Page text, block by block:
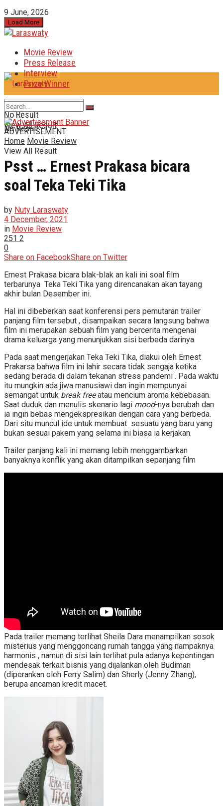
9 June, 2026
Load More
Movie Review
Press Release
Interview
Prize Winner
No Result
View All Result
No Result
View All Result
ADVERTISEMENT
Home Movie Review
Psst … Ernest Prakasa bicara
soal Teka Teki Tika
by Nuty Laraswaty
4 December, 2021
in Movie Review
251 2
0
Share on FacebookShare on Twitter
Ernest Prakasa bicara blak-blak an kali ini soal film
terbarunya Teka Teki Tika yang direncanakan akan tayang
akhir bulan Desember ini.
Hal ini dibeberkan saat konferensi pers pemutaran trailer
panjang film tersebut , disampaikan secara langsung bahwa
film ini merupakan sebuah film yang bercerita mengenai
drama keluarga yang menunjukkan sisi berbeda darinya.
Pada saat mengerjakan Teka Teki Tika, diakui oleh Ernest
Prakarsa bahwa film ini lahir secara tidak sengaja ketika
sedang berada di dalam tekanan stress pandemi . Pada waktu
itu mungkin ada jiwa manusiawi dan ingin mempunyai
semangat untuk break freeatau mencium aroma kebebasan.
Saat duduk dan menulis skenario lagi mood-nya berubah dan
ia ingin bebas mengekspresikan dengan cara yang berbeda.
Dari situ muncul ide untuk membuat sesuatu yang baru yang
bukan sesuai pakem yang selama ini biasa ia kerjakan.
Trailer panjang kali ini memang lebih menggambarkan
banyaknya konflik yang akan ditampilkan sepanjang film
Pada trailer memang terlihat Sheila Dara menampilkan sosok
misterius yang menggoncang rumah tangga yang nampaknya
harmonis , namun di sisi lain terlihat pula adanya kepentingan
mendesak terkait bisnis yang dijalankan oleh Budiman
(diperankan oleh Ferry Salim) dan Sherly (Jenny Zhang),
berupa ancaman kredit macet.